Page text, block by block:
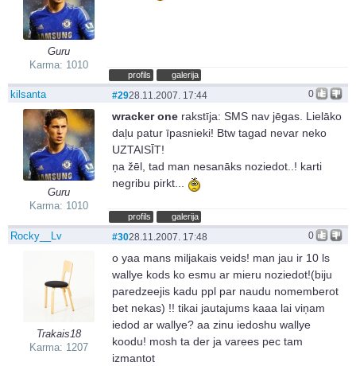
Guru
Karma: 1010
profils galerija
kilsanta
Guru
Karma: 1010
0
#2928.11.2007. 17:44
wracker one rakstīja: SMS nav jēgas. Lielāko
daļu patur īpasnieki! Btw tagad nevar neko
UZTAISĪT!
ņa žēl, tad man nesanāks noziedot..! karti
negribu pirkt...
profils galerija
Rocky__Lv
Trakais18
Karma: 1207
0
#3028.11.2007. 17:48
o yaa mans miljakais veids! man jau ir 10 ls
wallye kods ko esmu ar mieru noziedot!(biju
paredzeejis kadu ppl par naudu nomemberot
bet nekas) !! tikai jautajums kaaa lai viņam
iedod ar wallye? aa zinu iedoshu wallye
koodu! mosh ta der ja varees pec tam
izmantot